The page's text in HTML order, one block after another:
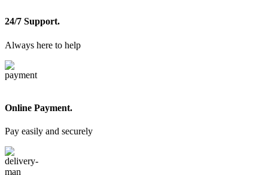
24/7 Support.
Always here to help
Online Payment.
Pay easily and securely